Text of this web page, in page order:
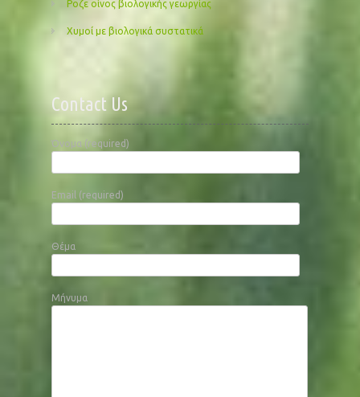
Ροζε οίνος βιολογικής γεωργίας
Χυμοί με βιολογικά συστατικά
Contact Us
Όνομα (required)
Email (required)
Θέμα
Μήνυμα